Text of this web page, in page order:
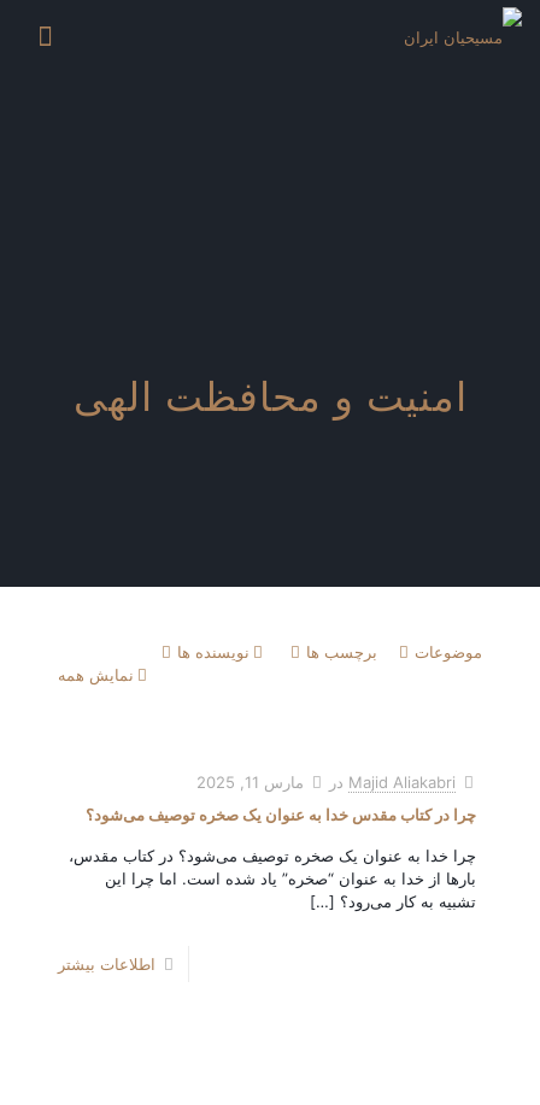
امنیت و محافظت الهی
موضوعات برچسب ها
نویسنده ها
نمایش همه
Majid Aliakabri در
مارس 11, 2025
چرا در کتاب مقدس خدا به عنوان یک صخره توصیف می‌شود؟
چرا خدا به عنوان یک صخره توصیف می‌شود؟ در کتاب مقدس،
بارها از خدا به عنوان “صخره” یاد شده است. اما چرا این
تشبیه به کار می‌رود؟ […]
اطلاعات بیشتر